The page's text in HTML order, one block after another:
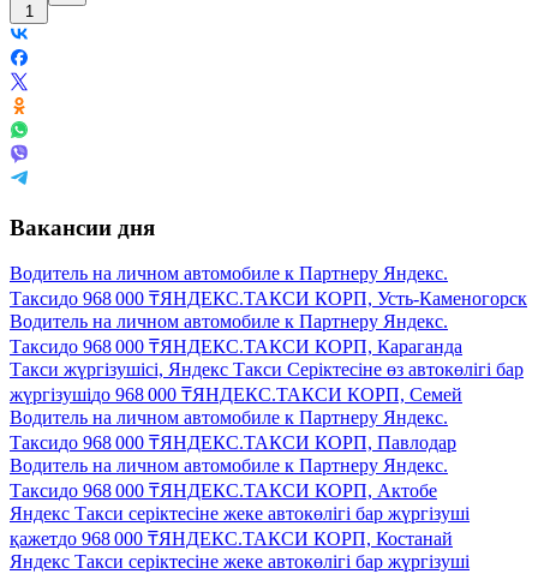
1
Вакансии дня
Водитель на личном автомобиле к Партнеру Яндекс.
Таксидо 968 000 ₸ЯНДЕКС.ТАКСИ КОРП, Усть-Каменогорск
Водитель на личном автомобиле к Партнеру Яндекс.
Таксидо 968 000 ₸ЯНДЕКС.ТАКСИ КОРП, Караганда
Такси жүргізушісі, Яндекс Такси Серіктесіне өз автокөлігі бар
жүргізушідо 968 000 ₸ЯНДЕКС.ТАКСИ КОРП, Семей
Водитель на личном автомобиле к Партнеру Яндекс.
Таксидо 968 000 ₸ЯНДЕКС.ТАКСИ КОРП, Павлодар
Водитель на личном автомобиле к Партнеру Яндекс.
Таксидо 968 000 ₸ЯНДЕКС.ТАКСИ КОРП, Актобе
Яндекс Такси серіктесіне жеке автокөлігі бар жүргізуші
қажетдо 968 000 ₸ЯНДЕКС.ТАКСИ КОРП, Костанай
Яндекс Такси серіктесіне жеке автокөлігі бар жүргізуші